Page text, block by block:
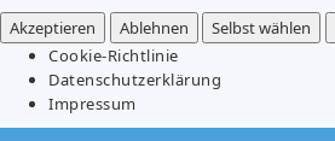
Akzeptieren
Ablehnen Selbst wählen
Cookie-Richtlinie
Datenschutzerklärung
Impressum